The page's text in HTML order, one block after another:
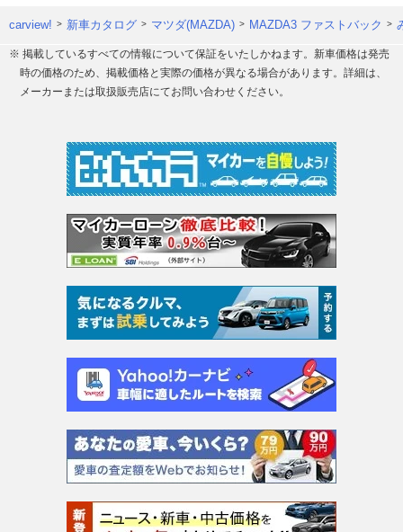
carview! 新車カタログ マツダ(MAZDA) MAZDA3 ファストバック
※ 掲載しているすべての情報について保証をいたしかねます。新車価格は発売
時の価格のため、掲載価格と実際の価格が異なる場合があります。詳細は、
メーカーまたは取扱販売店にてお問い合わせください。